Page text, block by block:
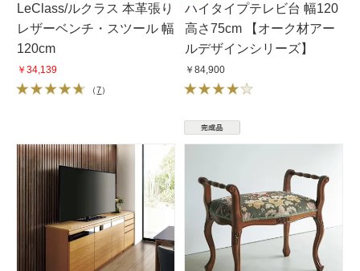
LeClass/ルクラス 本革張り
レザーベンチ・スツール 幅
120cm
￥34,139
（7）
ハイタイプテレビ台 幅120
高さ75cm 【オーク材アー
ルデザインシリーズ】
￥84,900